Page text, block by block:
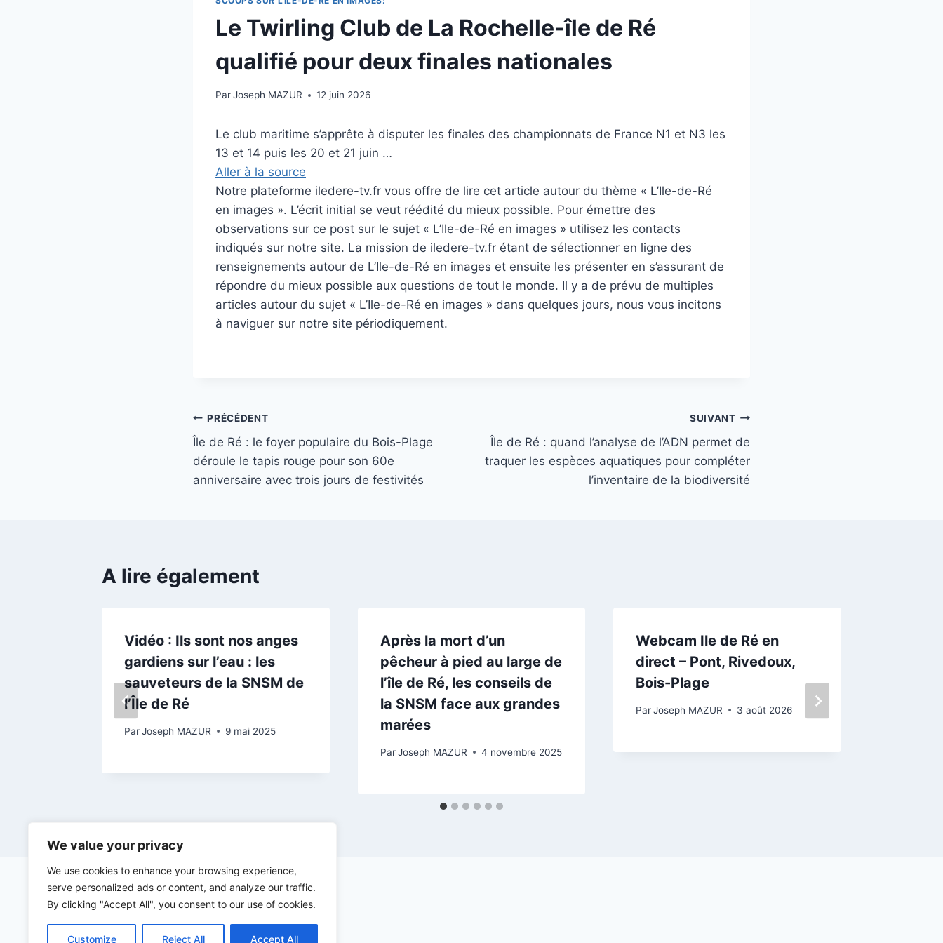
We value your privacy
We use cookies to enhance your browsing experience,
serve personalized ads or content, and analyze our traffic.
By clicking "Accept All", you consent to our use of cookies.
Customize Reject All Accept All
Le Twirling Club de La Rochelle-île de Ré
qualifié pour deux finales nationales
ParJoseph MAZUR 12 juin 2026
Le club maritime s’apprête à disputer les finales des championnats de France N1 et N3 les
13 et 14 puis les 20 et 21 juin …
Aller à la source
Notre plateforme iledere-tv.fr vous offre de lire cet article autour du thème « L’Ile-de-Ré
en images ». L’écrit initial se veut réédité du mieux possible. Pour émettre des
observations sur ce post sur le sujet « L’Ile-de-Ré en images » utilisez les contacts
indiqués sur notre site. La mission de iledere-tv.fr étant de sélectionner en ligne des
renseignements autour de L’Ile-de-Ré en images et ensuite les présenter en s’assurant de
répondre du mieux possible aux questions de tout le monde. Il y a de prévu de multiples
articles autour du sujet « L’Ile-de-Ré en images » dans quelques jours, nous vous incitons
à naviguer sur notre site périodiquement.
Navigation
de
l’article
PRÉCÉDENT
Île de Ré : le foyer populaire du Bois-Plage
déroule le tapis rouge pour son 60e
anniversaire avec trois jours de festivités
SUIVANT
Île de Ré : quand l’analyse de l’ADN permet de
traquer les espèces aquatiques pour compléter
l’inventaire de la biodiversité
A lire également
Vidéo : Ils sont nos anges
gardiens sur l’eau : les
sauveteurs de la SNSM de
l’Île de Ré
ParJoseph MAZUR 9 mai 2025
Après la mort d’un
pêcheur à pied au large de
l’île de Ré, les conseils de
la SNSM face aux grandes
marées
Par Joseph MAZUR 4 novembre 2025
Webcam Ile de Ré en
direct – Pont, Rivedoux,
Bois-Plage
Par Joseph MAZUR 3 août 2026